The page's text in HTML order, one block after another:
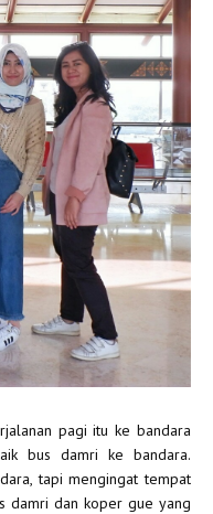
pagi itu ke bandara
bus damri ke bandara.
tapi mengingat tempat
damri dan koper gue yang